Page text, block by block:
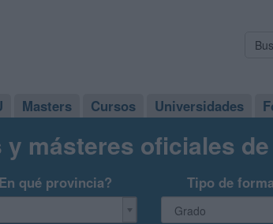
Masters Cursos Universidades
másteres oficiales
qué provincia? Tipo de